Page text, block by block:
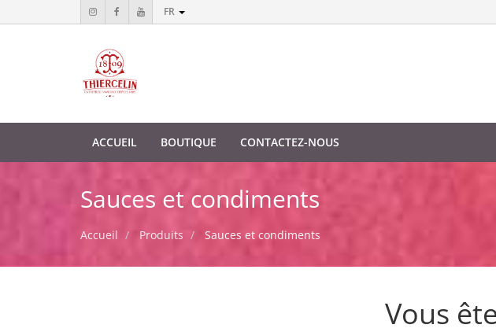
FR
ACCUEIL BOUTIQUE CONTACTEZ-NOUS
Sauces et condiments
Accueil Produits Sauces et condiments
Vous